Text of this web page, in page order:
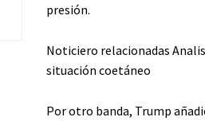
presión.
Noticiero relacionadas
situación coetáneo
Por otro banda, Trump